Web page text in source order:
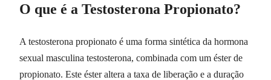
O que é a Testosterona Propionato?
A testosterona propionato é uma forma sintética da hormona
sexual masculina testosterona, combinada com um éster de
propionato. Este éster altera a taxa de liberação e a duração